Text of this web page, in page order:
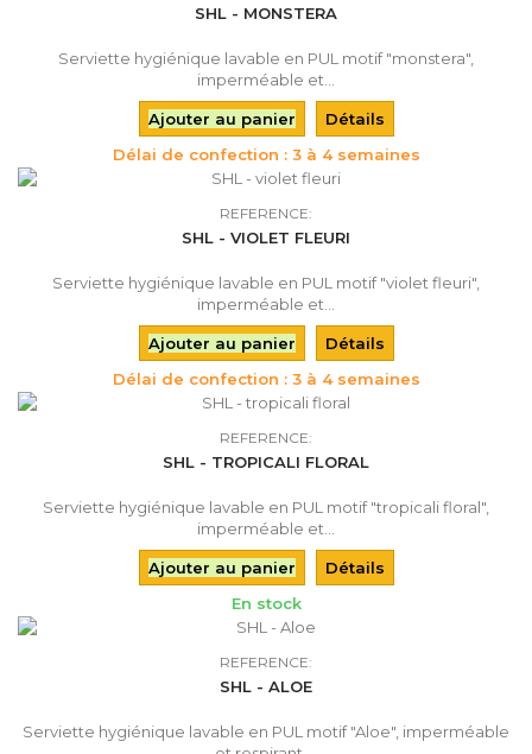
SHL - MONSTERA
Serviette hygiénique lavable en PUL motif "monstera",
imperméable et...
Ajouter au panier
Détails
Délai de confection : 3 à 4 semaines
REFERENCE:
SHL - VIOLET FLEURI
Serviette hygiénique lavable en PUL motif "violet fleuri",
imperméable et...
Ajouter au panier
Détails
Délai de confection : 3 à 4 semaines
REFERENCE:
SHL - TROPICALI FLORAL
Serviette hygiénique lavable en PUL motif "tropicali floral",
imperméable et...
Ajouter au panier
Détails
En stock
REFERENCE:
SHL - ALOE
Serviette hygiénique lavable en PUL motif "Aloe", imperméable